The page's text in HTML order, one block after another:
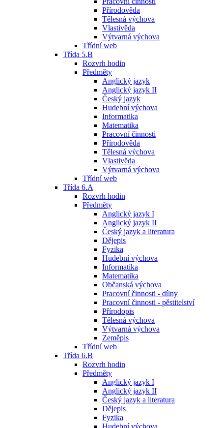
Přírodověda
Tělesná výchova
Vlastivěda
Výtvarná výchova
Třídní web
Třída 5.B
Rozvrh hodin
Předměty
Anglický jazyk
Anglický jazyk II
Český jazyk
Hudební výchova
Informatika
Matematika
Pracovní činnosti
Přírodověda
Tělesná výchova
Vlastivěda
Výtvarná výchova
Třídní web
Třída 6.A
Rozvrh hodin
Předměty
Anglický jazyk I
Anglický jazyk II
Český jazyk a literatura
Dějepis
Fyzika
Hudební výchova
Informatika
Matematika
Občanská výchova
Pracovní činnosti - dílny
Pracovní činnosti - pěstitelství
Přírodopis
Tělesná výchova
Výtvarná výchova
Zeměpis
Třídní web
Třída 6.B
Rozvrh hodin
Předměty
Anglický jazyk I
Anglický jazyk II
Český jazyk a literatura
Dějepis
Fyzika
Hudební výchova